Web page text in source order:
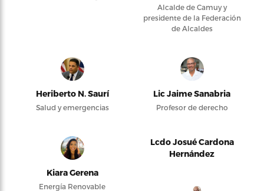
Alcalde de Camuy y
presidente de la Federación
de Alcaldes
Heriberto N. Saurí
Salud y emergencias
Lic Jaime Sanabria
Profesor de derecho
Kiara Gerena
Energía Renovable
Lcdo Josué Cardona
Hernández